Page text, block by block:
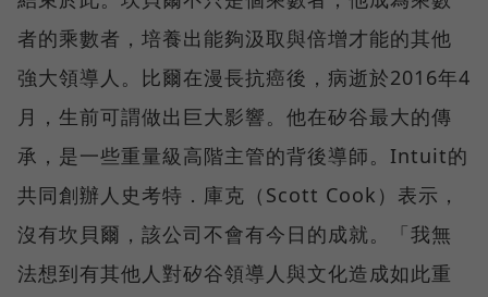
者的乘數者，培養出能夠汲取與倍增才能的其他
強大領導人。比爾在漫長抗癌後，病逝於2016年4
月，生前可謂做出巨大影響。他在矽谷最大的傳
承，是一些重量級高階主管的背後導師。Intuit的
共同創辦人史考特．庫克（Scott Cook）表示，
沒有坎貝爾，該公司不會有今日的成就。「我無
法想到有其他人對矽谷領導人與文化造成如此重